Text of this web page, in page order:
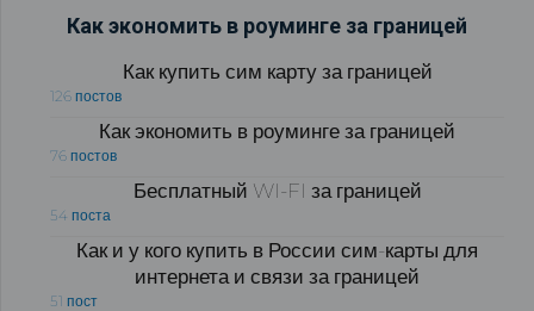
Как экономить в роуминге за границей
Как купить сим карту за границей
126 постов
Как экономить в роуминге за границей
76 постов
Бесплатный WI-FI за границей
54 поста
Как и у кого купить в России сим-карты для
интернета и связи за границей
51 пост